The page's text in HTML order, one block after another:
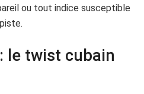
ou tout indice susceptible
le twist cubain